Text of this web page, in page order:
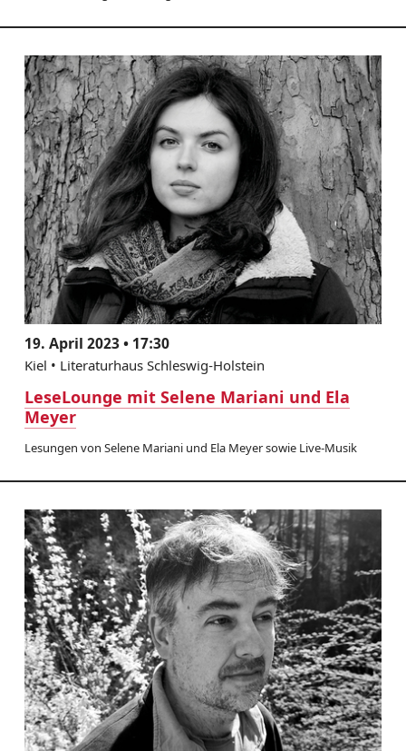
19. April 2023 • 17:30
Kiel • Literaturhaus Schleswig-Holstein
LeseLounge mit Selene Mariani und Ela
Meyer
Lesungen von Selene Mariani und Ela Meyer sowie Live-Musik